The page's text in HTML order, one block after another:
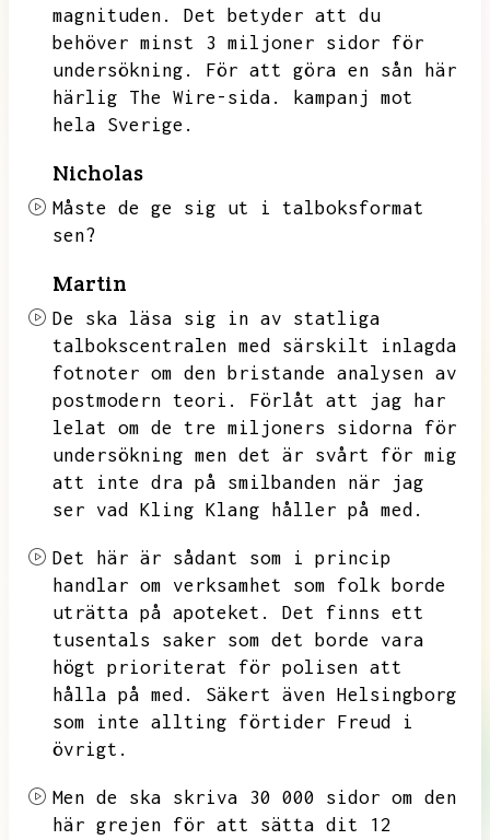
magnituden.
Det betyder att du
behöver minst 3 miljoner sidor för
undersökning.
För att göra en sån här
härlig The Wire-sida.
kampanj mot
hela Sverige.
Nicholas
Måste de ge sig ut i talboksformat
sen?
Martin
De ska läsa sig in av statliga
talbokscentralen med särskilt inlagda
fotnoter om den bristande analysen av
postmodern teori.
Förlåt att jag har
lelat om de tre miljoners sidorna för
undersökning men det är svårt för mig
att inte dra på smilbanden när jag
ser vad Kling Klang håller på med.
Det här är sådant som i princip
handlar om verksamhet som folk borde
uträtta på apoteket.
Det finns ett
tusentals saker som det borde vara
högt prioriterat för polisen att
hålla på med.
Säkert även Helsingborg
som inte allting förtider Freud i
övrigt.
Men de ska skriva 30 000 sidor om den
här grejen för att sätta dit 12